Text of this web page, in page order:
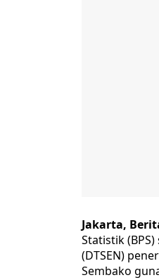
Jakarta,
Statistik
(DTSEN)
Sembako